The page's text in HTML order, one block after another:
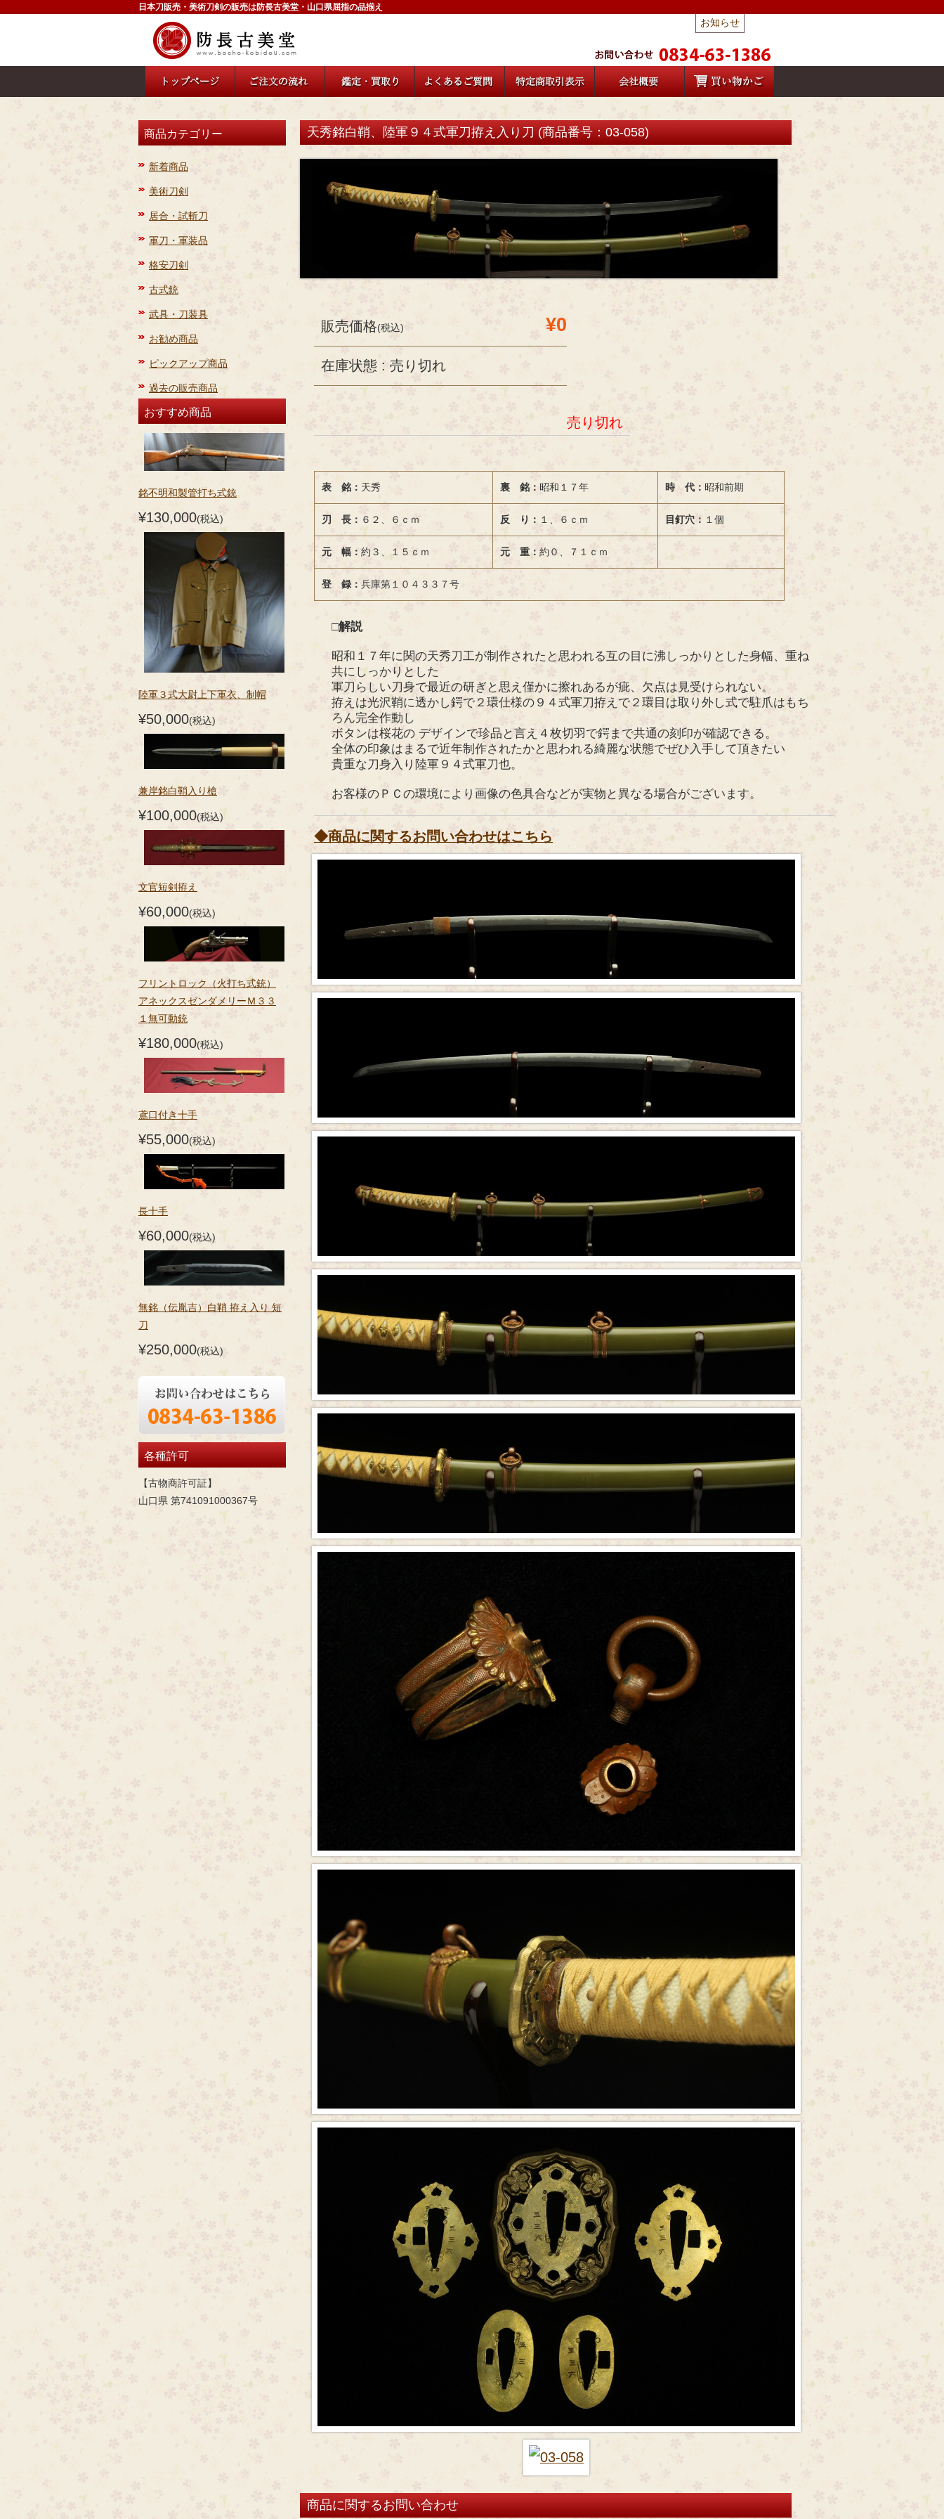
日本刀販売・美術刀剣の販売は防長古美堂・山口県屈指の品揃え
お知らせ
商品カテゴリー
新着商品
美術刀剣
居合・試斬刀
軍刀・軍装品
格安刀剣
古式銃
武具・刀装具
お勧め商品
ピックアップ商品
過去の販売商品
おすすめ商品
銘不明和製管打ち式銃
¥130,000(税込)
陸軍３式大尉上下軍衣、制帽
¥50,000(税込)
兼岸銘白鞘入り槍
¥100,000(税込)
文官短剣拵え
¥60,000(税込)
フリントロック（火打ち式銃）
アネックスゼンダメリーＭ３３
１無可動銃
¥180,000(税込)
鳶口付き十手
¥55,000(税込)
長十手
¥60,000(税込)
無銘（伝胤吉）白鞘 拵え入り 短
刀
¥250,000(税込)
各種許可
【古物商許可証】
山口県 第741091000367号
天秀銘白鞘、陸軍９４式軍刀拵え入り刀 (商品番号：03-058)
販売価格(税込) ¥0
在庫状態 : 売り切れ
売り切れ
表 銘： 天秀 裏 銘： 昭和１７年 時 代： 昭和前期
刃 長： ６２、６ｃｍ 反 り： １、６ｃｍ 目釘穴： １個
元 幅： 約３、１５ｃｍ 元 重： 約０、７１ｃｍ
登 録： 兵庫第１０４３３７号
□解説
昭和１７年に関の天秀刀工が制作されたと思われる互の目に沸しっかりとした身幅、重ね
共にしっかりとした
軍刀らしい刀身で最近の研ぎと思え僅かに擦れあるが疵、欠点は見受けられない。
拵えは光沢鞘に透かし鍔で２環仕様の９４式軍刀拵えで２環目は取り外し式で駐爪はもち
ろん完全作動し
ボタンは桜花の デザインで珍品と言え４枚切羽で鍔まで共通の刻印が確認できる。
全体の印象はまるで近年制作されたかと思われる綺麗な状態でぜひ入手して頂きたい
貴重な刀身入り陸軍９４式軍刀也。
お客様のＰＣの環境により画像の色具合などが実物と異なる場合がございます。
◆商品に関するお問い合わせはこちら
商品に関するお問い合わせ